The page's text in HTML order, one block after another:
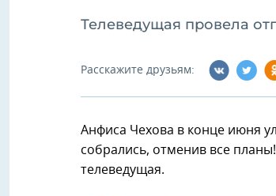
Телеведущая провела
Расскажите друзьям:
Анфиса Чехова в конце июня
собрались, отменив все
телеведущая.